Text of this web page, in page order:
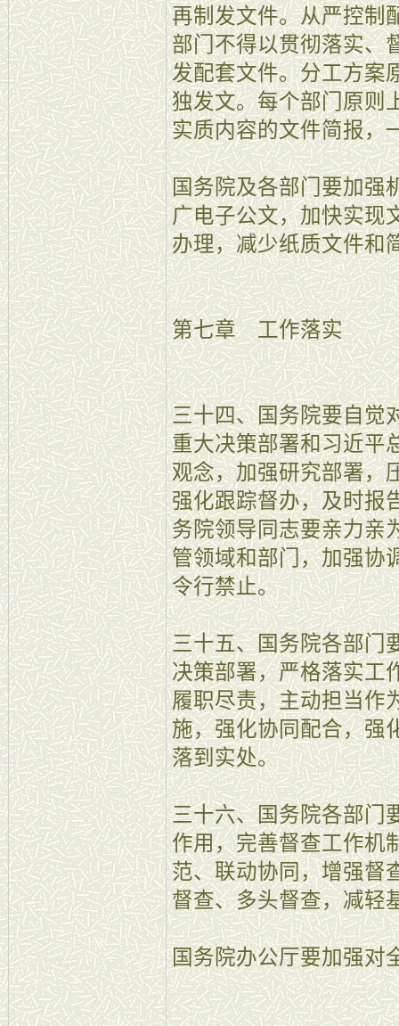
再制发文件。从严控制
部门不得以贯彻落实、
发配套文件。分工方案
独发文。每个部门原则
实质内容的文件简报，
国务院及各部门要加强
广电子公文，加快实现
办理，减少纸质文件和
第七章 工作落实
三十四、国务院要自觉
重大决策部署和习近平
观念，加强研究部署，
强化跟踪督办，及时报
务院领导同志要亲力亲
管领域和部门，加强协
令行禁止。
三十五、国务院各部门
决策部署，严格落实工
履职尽责，主动担当作
施，强化协同配合，强
落到实处。
三十六、国务院各部门
作用，完善督查工作机
范、联动协同，增强督
督查、多头督查，减轻
国务院办公厅要加强对